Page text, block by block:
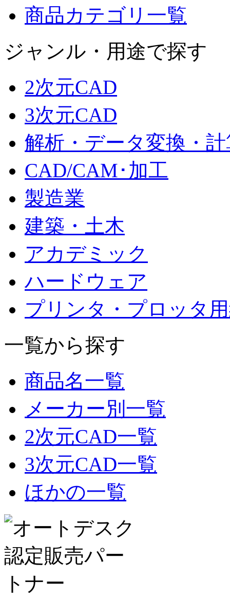
商品カテゴリ一覧
ジャンル・用途で探す
2次元CAD
3次元CAD
解析・データ変換・
CAD/CAM･加工
製造業
建築・土木
アカデミック
ハードウェア
プリンタ・プロッタ
一覧から探す
商品名一覧
メーカー別一覧
2次元CAD一覧
3次元CAD一覧
ほかの一覧